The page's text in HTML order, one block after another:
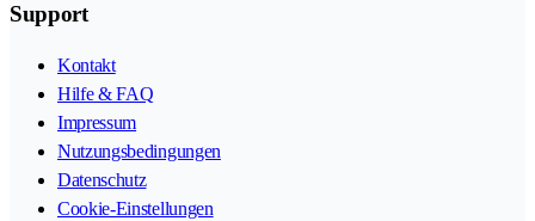
Support
Kontakt
Hilfe & FAQ
Impressum
Nutzungsbedingungen
Datenschutz
Cookie-Einstellungen